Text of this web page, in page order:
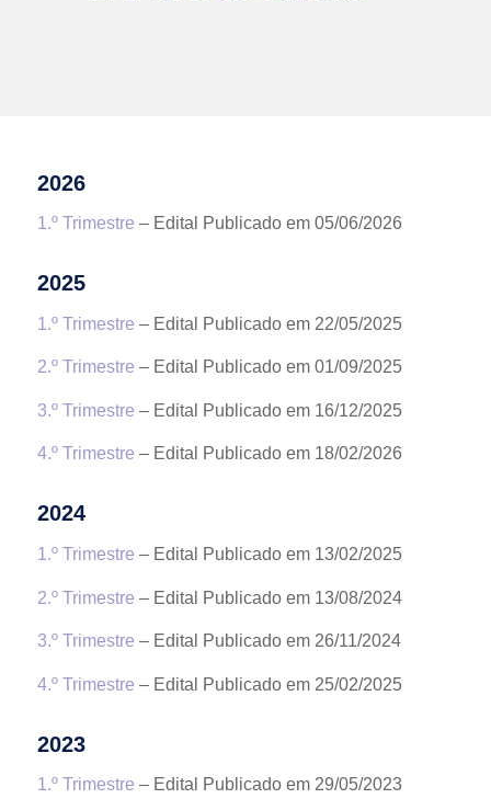
2026
1.º Trimestre – Edital Publicado em 05/06/2026
2025
1.º Trimestre – Edital Publicado em 22/05/2025
2.º Trimestre – Edital Publicado em 01/09/2025
3.º Trimestre – Edital Publicado em 16/12/2025
4.º Trimestre – Edital Publicado em 18/02/2026
2024
1.º Trimestre – Edital Publicado em 13/02/2025
2.º Trimestre – Edital Publicado em 13/08/2024
3.º Trimestre – Edital Publicado em 26/11/2024
4.º Trimestre – Edital Publicado em 25/02/2025
2023
1.º Trimestre – Edital Publicado em 29/05/2023